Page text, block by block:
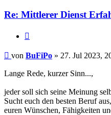
Re: Mittlerer Dienst
Beitrag
von BuFiPo » 27. Jul 2023,
Lange Rede, kurzer Sinn...,
jeder soll sich seine Meinung
Sucht euch den besten Beruf
euren Wünschen, Fähigkeiten